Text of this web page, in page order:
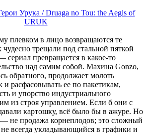
плевком в лицо возвращаются те
трещали под стальной пяткой
сериал превращается в какое-то
над самим собой. Махина Gonzo,
обратного, продолжает молоть
расфасовывать ее по пакетикам,
и упорство индустриального
из строя управлением. Если б они с
картошку, всё было бы в ажуре. Но
не продажа корнеплодов; это сложный
всегда укладывающийся в графики и